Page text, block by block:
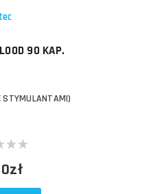
90 KAP.
STYMULANTAMI)